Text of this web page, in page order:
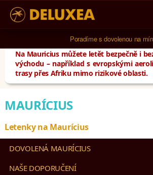
5* cestovní kancelář na luxusní dovolenou
Na Mauricius můžete letět bezpečně i
východu – například s evropskými
trasy přes Afriku mimo rizikové oblasti.
MAURÍCIUS
Letenky na Maurícius
DOVOLENÁ MAURÍCIUS
NAŠE DOPORUČENÍ